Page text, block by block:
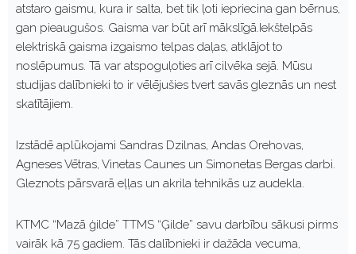
atstaro gaismu, kura ir salta, bet tik ļoti iepriecina gan bērnus,
gan pieaugušos. Gaisma var būt arī mākslīgā.Iekštelpās
elektriskā gaisma izgaismo telpas daļas, atklājot to
noslēpumus. Tā var atspoguļoties arī cilvēka sejā. Mūsu
studijas dalībnieki to ir vēlējušies tvert savās gleznās un nest
skatītājiem.
Izstādē aplūkojami Sandras Dzilnas, Andas Orehovas,
Agneses Vētras, Vinetas Caunes un Simonetas Bergas darbi.
Gleznots pārsvarā eļļas un akrila tehnikās uz audekla.
KTMC “Mazā ģilde” TTMS “Ģilde” savu darbību sākusi pirms
vairāk kā 75 gadiem. Tās dalībnieki ir dažāda vecuma,